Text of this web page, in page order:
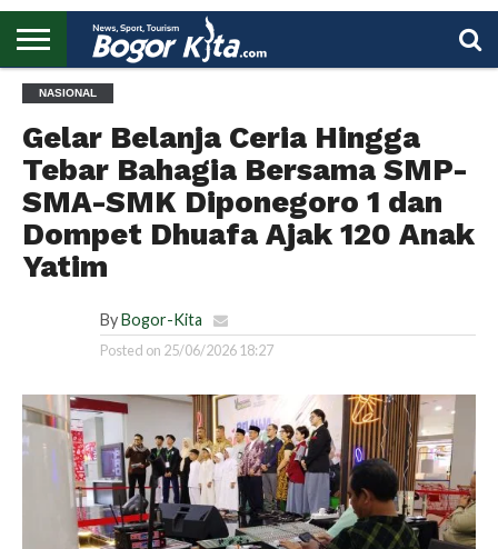
BOGOR
REGIONAL
NASIONAL
PENDIDIKAN
WISATA
OLAHRAGA
LAPORAN
PROFIL
NASIONAL
Gelar Belanja Ceria Hingga
Tebar Bahagia Bersama SMP-
SMA-SMK Diponegoro 1 dan
Dompet Dhuafa Ajak 120 Anak
Yatim
By Bogor-Kita
Posted on 25/06/2026 18:27